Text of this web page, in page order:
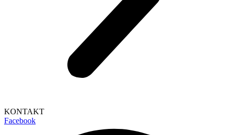
KONTAKT
Facebook